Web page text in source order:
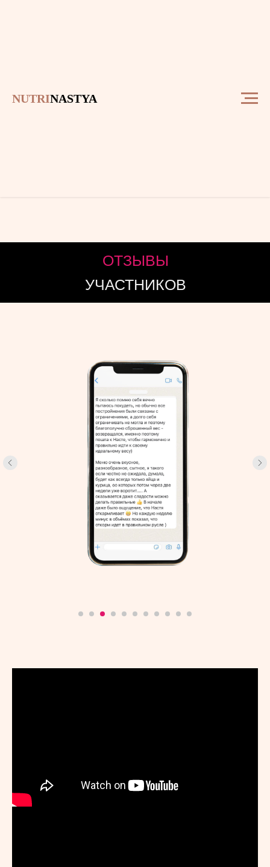
NUTRINASTYA
ОТЗЫВЫ
УЧАСТНИКОВ